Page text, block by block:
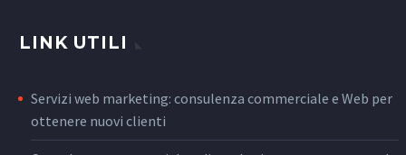
LINK UTILI
Servizi web marketing: consulenza commerciale e Web per
ottenere nuovi clienti